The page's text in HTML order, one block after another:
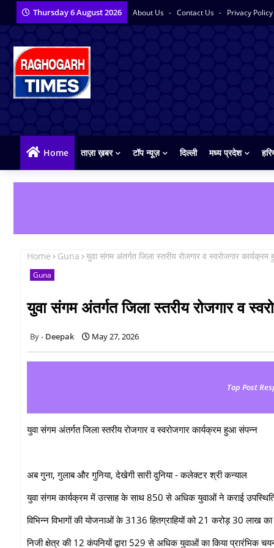
Thursday 6 August 2026 About Us Contact Us Privacy Policy
Home ताज़ा ख़बर टॉप न्यूज़ दिल्ली मध्य प्रदेश
Home Guna युवा संगम अंतर्गत जिला स्तरीय रोजगार व स्वरोजगार
Guna
युवा संगम अंतर्गत जिला स्तरीय रोजगार व
Deepak May 27, 2026
Top Post
युवा संगम अंतर्गत जिला स्तरीय रोजगार व स्वरोजगार कार्यक्रम हुआ संपन्न
अब गुना, गुलाब और गुनिया, देखेगी सारी दुनिया - कलेक्टर श्री कन्याल
युवा संगम कार्यक्रम में उत्साह के साथ 850 से अधिक युवाओं ने कराई
विभिन्न विभागों की योजनाओं के 3136 हितग्राहियों को 21 करोड़ 30 लाख
निजी क्षेत्र की 12 कंपनियों द्वारा 529 से अधिक युवाओं का किया प्रारंभिक